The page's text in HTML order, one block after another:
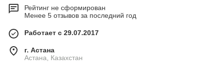
Рейтинг не сформирован
Менее 5 отзывов за последний год
Работает с 29.07.2017
г. Астана
Астана, Казахстан